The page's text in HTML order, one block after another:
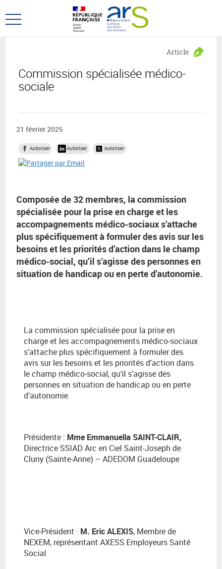
au
menu
au
contenu
Ouvrir
Commission spécialisée médico-
sociale
Article
21 février 2025
Autoriser Autoriser Autoriser
Composée de 32 membres, la commission
spécialisée pour la prise en charge et les
accompagnements médico-sociaux s’attache
plus spécifiquement à formuler des avis sur les
besoins et les priorités d’action dans le champ
médico-social, qu’il s’agisse des personnes en
situation de handicap ou en perte d’autonomie.
La commission spécialisée pour la prise en
charge et les accompagnements médico-sociaux
s’attache plus spécifiquement à formuler des
avis sur les besoins et les priorités d’action dans
le champ médico-social, qu’il s’agisse des
personnes en situation de handicap ou en perte
d’autonomie.
Présidente : Mme Emmanuella SAINT-CLAIR,
Directrice SSIAD Arc en Ciel Saint-Joseph de
Cluny (Sainte-Anne) – ADEDOM Guadeloupe
Vice-Président : M. Eric ALEXIS, Membre de
NEXEM, représentant AXESS Employeurs Santé
Social